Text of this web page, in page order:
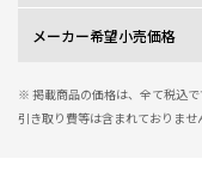
メーカー希望小売価格
※ 掲載商品の価格は、全て税込
引き取り費等は含まれておりませ